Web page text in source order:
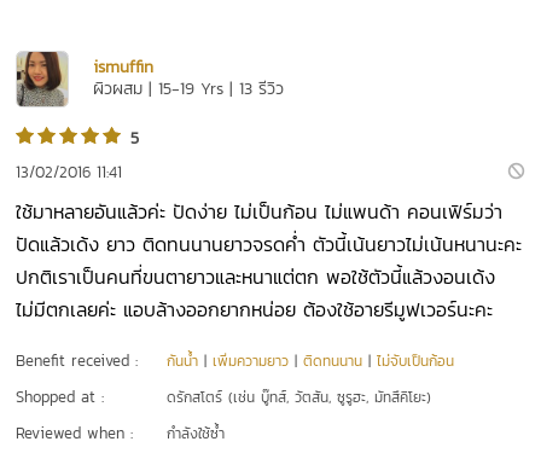
ismuffin
ผิวผสม | 15-19 Yrs | 13 รีวิว
5
13/02/2016 11:41
ใช้มาหลายอันแล้วค่ะ ปัดง่าย ไม่เป็นก้อน ไม่แพนด้า คอนเฟิร์มว่า
ปัดแล้วเด้ง ยาว ติดทนนานยาวจรดค่ำ ตัวนี้เน้นยาวไม่เน้นหนานะคะ
ปกติเราเป็นคนที่ขนตายาวและหนาแต่ตก พอใช้ตัวนี้แล้วงอนเด้ง
ไม่มีตกเลยค่ะ แอบล้างออกยากหน่อย ต้องใช้อายรีมูฟเวอร์นะคะ
Benefit received : กันน้ำ |เพิ่มความยาว |ติดทนนาน |ไม่จับเป็นก้อน
Shopped at : ดรักสโตร์ (เช่น บู๊ทส์, วัตสัน, ซูรูฮะ, มัทสึคิโยะ)
Reviewed when : กำลังใช้ซ้ำ